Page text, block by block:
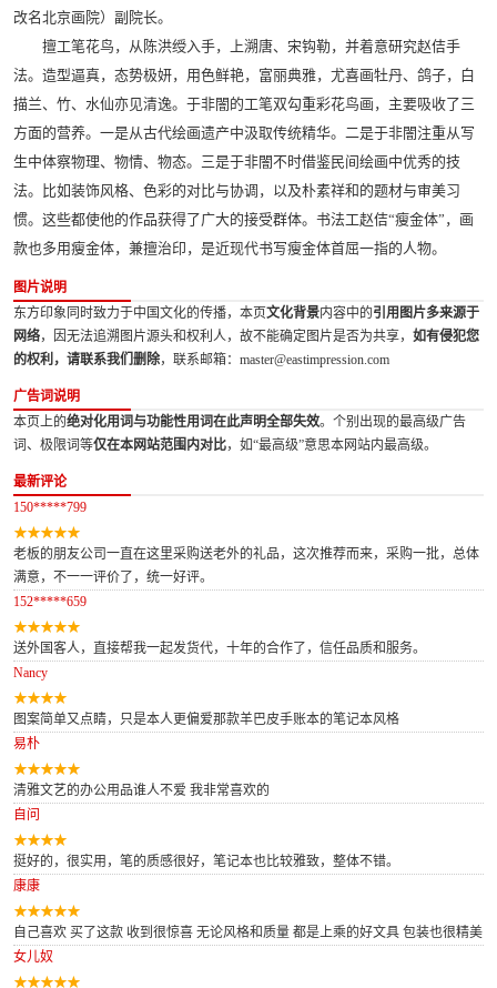
改名北京画院）副院长。
擅工笔花鸟，从陈洪绶入手，上溯唐、宋钩勒，并着意研究赵佶手
法。造型逼真，态势极妍，用色鲜艳，富丽典雅，尤喜画牡丹、鸽子，白
描兰、竹、水仙亦见清逸。于非闇的工笔双勾重彩花鸟画，主要吸收了三
方面的营养。一是从古代绘画遗产中汲取传统精华。二是于非闇注重从写
生中体察物理、物情、物态。三是于非闇不时借鉴民间绘画中优秀的技
法。比如装饰风格、色彩的对比与协调，以及朴素祥和的题材与审美习
惯。这些都使他的作品获得了广大的接受群体。书法工赵佶“瘦金体”，画
款也多用瘦金体，兼擅治印，是近现代书写瘦金体首屈一指的人物。
图片说明
东方印象同时致力于中国文化的传播，本页文化背景内容中的引用图片多来源于
网络，因无法追溯图片源头和权利人，故不能确定图片是否为共享， 如有侵犯您
的权利，请联系我们删除，联系邮箱：master@eastimpression.com
广告词说明
本页上的绝对化用词与功能性用词在此声明全部失效。个别出现的最高级广告
词、极限词等仅在本网站范围内对比，如“最高级”意思本网站内最高级。
最新评论
150*****799
老板的朋友公司一直在这里采购送老外的礼品，这次推荐而来，采购一批，总体
满意，不一一评价了，统一好评。
152*****659
送外国客人，直接帮我一起发货代，十年的合作了，信任品质和服务。
Nancy
图案简单又点睛，只是本人更偏爱那款羊巴皮手账本的笔记本风格
易朴
清雅文艺的办公用品谁人不爱 我非常喜欢的
自问
挺好的，很实用，笔的质感很好，笔记本也比较雅致，整体不错。
康康
自己喜欢 买了这款 收到很惊喜 无论风格和质量 都是上乘的好文具 包装也很精美
女儿奴